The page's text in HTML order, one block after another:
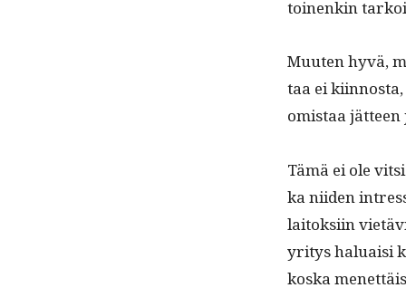
toinenkin
Muuten hyvä,
taa ei
omis­taa
Tämä ei ole
ka niiden
laitok­si­in
yri­tys halu­aisi
kos­ka